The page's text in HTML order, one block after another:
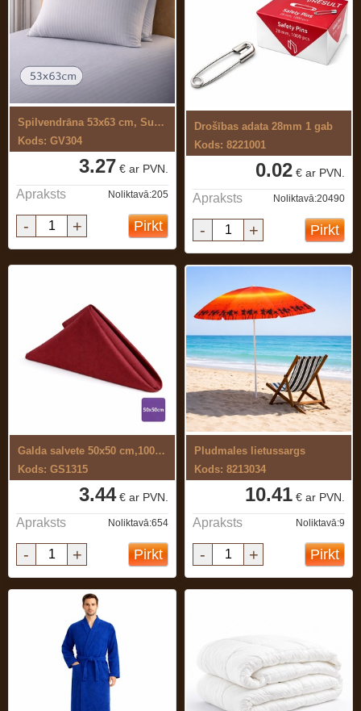
Spilvendrāna 53x63 cm, Superior,satīna ...
Kods: GV304
3.27 € ar PVN.
Apraksts Noliktavā:205
- + Pirkt
Drošības adata 28mm 1 gab
Kods: 8221001
0.02 € ar PVN.
Apraksts Noliktavā:20490
- + Pirkt
Galda salvete 50x50 cm,100% ...
Kods: GS1315
3.44€ ar PVN.
Apraksts Noliktavā:654
- + Pirkt
Pludmales lietussargs
Kods: 8213034
10.41 € ar PVN.
Apraksts Noliktavā:9
- + Pirkt